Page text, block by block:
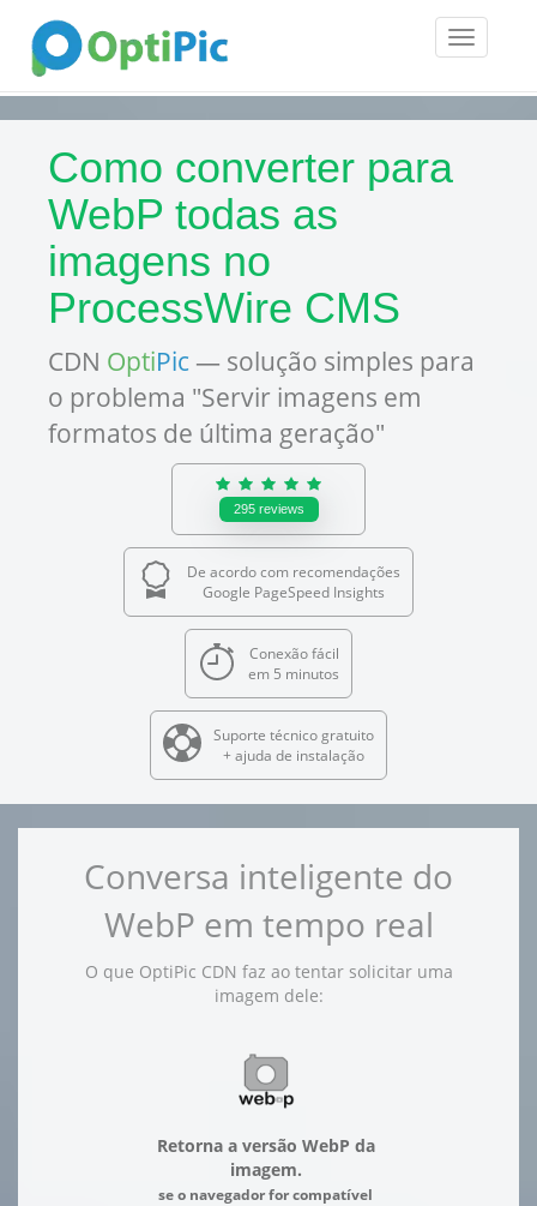
Toggle
Como converter para
WebP todas as
imagens no
ProcessWire CMS
CDN OptiPic — solução simples para
o problema "Servir imagens em
formatos de última geração"
295 reviews
De acordo com recomendações
Google PageSpeed Insights
Conexão fácil
em 5 minutos
Suporte técnico gratuito
+ ajuda de instalação
Conversa inteligente do
WebP em tempo real
O que OptiPic CDN faz ao tentar solicitar uma
imagem dele:
Retorna a versão WebP da
imagem.
se o navegador for compatível